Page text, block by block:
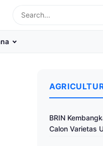
BRIN
Calon Varietas